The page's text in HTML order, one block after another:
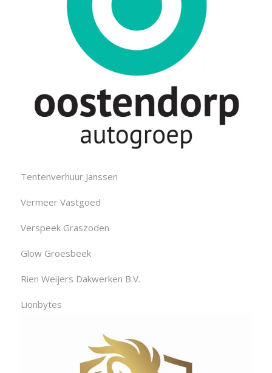
Tentenverhuur Janssen
Vermeer Vastgoed
Verspeek Graszoden
Glow Groesbeek
Rien Weijers Dakwerken B.V.
Lionbytes